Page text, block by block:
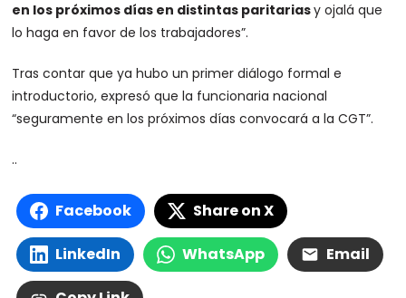
en los próximos días en distintas paritariasy ojalá que
lo haga en favor de los trabajadores”.
Tras contar que ya hubo un primer diálogo formal e
introductorio, expresó que la funcionaria nacional
“seguramente en los próximos días convocará a la CGT”.
..
Facebook Share on X
LinkedIn WhatsApp Email